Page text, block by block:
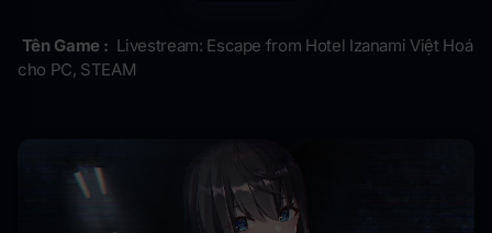
Tên Game : Livestream: Escape from Hotel Izanami Việt Hoá
cho PC, STEAM